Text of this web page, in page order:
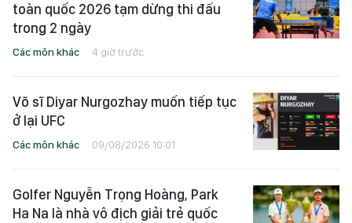
toàn quốc 2026 tạm dừng thi đấu
trong 2 ngày
Các môn khác 4 giờ trước
Võ sĩ Diyar Nurgozhay muốn tiếp tục
ở lại UFC
Các môn khác 09/08/2026 10:01
Golfer Nguyễn Trọng Hoàng, Park
Ha Na là nhà vô địch giải trẻ quốc